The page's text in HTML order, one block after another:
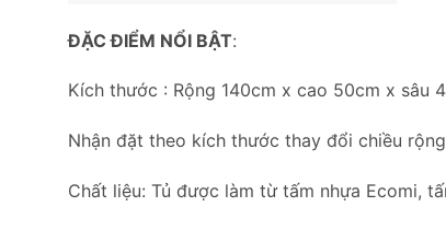
ĐẶC ĐIỂM NỔI BẬT:
Kích thước : Rộng 140cm x cao 50cm x sâu
Nhận đặt theo kích thước thay đổi chiều
Chất liệu: Tủ được làm từ tấm nhựa Ecomi,